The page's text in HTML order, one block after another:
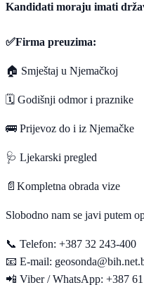
Kandidati moraju imati
✅Firma preuzima:
🏠 Smještaj u Njemačkoj
🗓 Godišnji odmor i praznike
🚌 Prijevoz do i iz Njemačke
🩺 Ljekarski pregled
📄 Kompletna obrada vize
Slobodno nam se javi putem
📞 Telefon: +387 32 243-400
📧 E-mail:
📲 Viber / WhatsApp: +387